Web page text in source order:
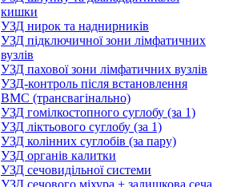
кишки
УЗД нирок та наднирників
УЗД підключичної зони лімфатичних
вузлів
УЗД пахової зони лімфатичних вузлів
УЗД-контроль після встановлення
ВМС (трансвагінально)
УЗД гомілкостопного суглобу (за 1)
УЗД ліктьового суглобу (за 1)
УЗД колінних суглобів (за пару)
УЗД органів калитки
УЗД сечовидільної системи
УЗД сечового міхура + залишкова сеча